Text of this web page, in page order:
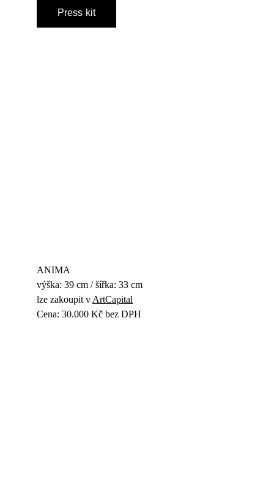
Press kit
ANIMA
výška: 39 cm / šířka: 33 cm
lze zakoupit v ArtCapital
Cena: 30.000 Kč bez DPH